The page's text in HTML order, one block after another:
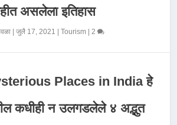
असलेला इतिहास
|जुलै 17, 2021 |Tourism |2
Places in India हे
कधीही न उलगडलेले ४ अद्भुत